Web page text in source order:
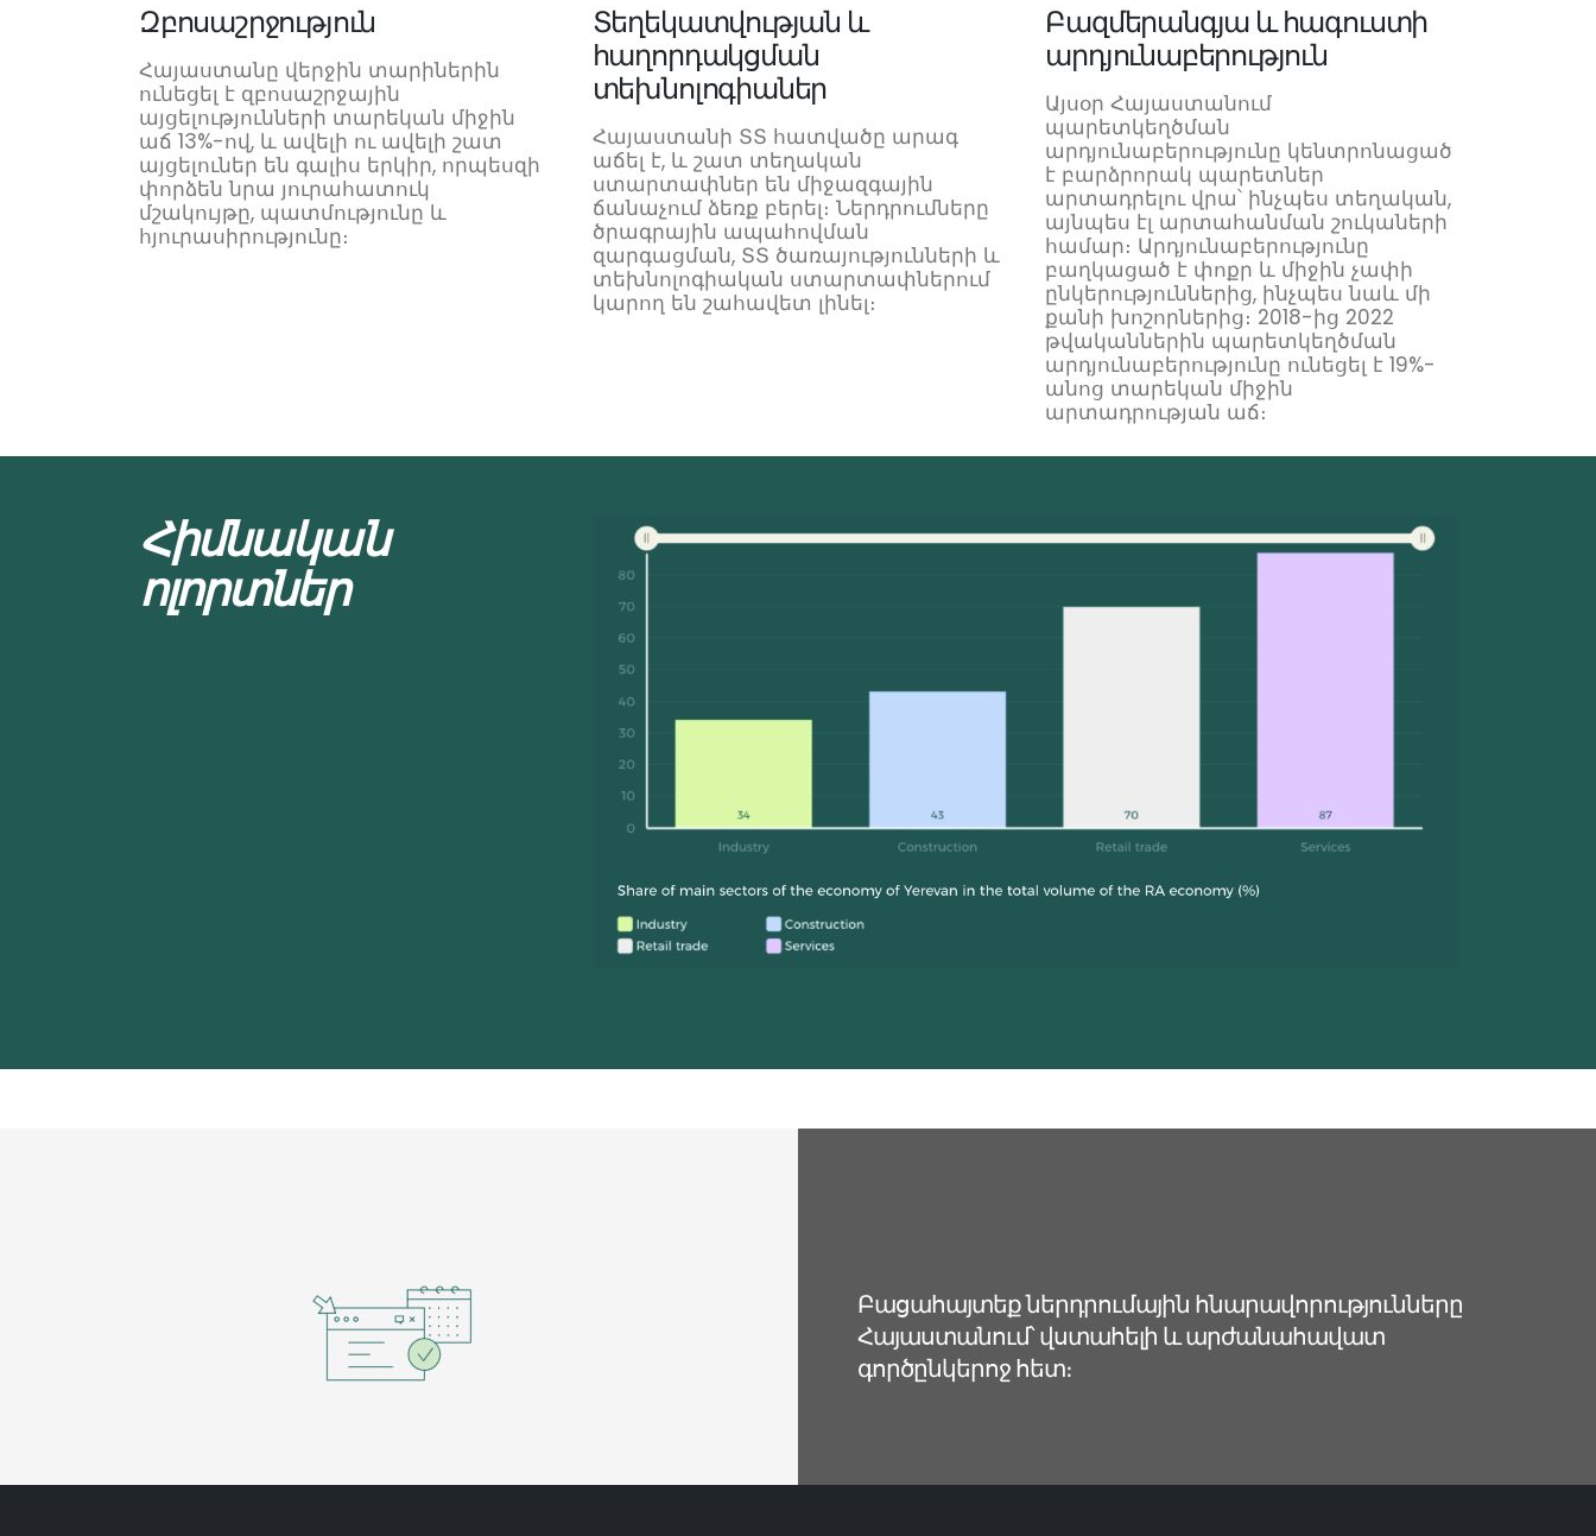
Զբոսաշրջություն
Հայաստանը վերջին տարիներին
ունեցել է զբոսաշրջային
այցելությունների տարեկան միջին
աճ 13%-ով, և ավելի ու ավելի շատ
այցելուներ են գալիս երկիր, որպեսզի
փորձեն նրա յուրահատուկ
մշակույթը, պատմությունը և
հյուրասիրությունը։
Տեղեկատվության և
հաղորդակցման
տեխնոլոգիաներ
Հայաստանի ՏՏ հատվածը արագ
աճել է, և շատ տեղական
ստարտափներ են միջազգային
ճանաչում ձեռք բերել։ Ներդրումները
ծրագրային ապահովման
զարգացման, ՏՏ ծառայությունների և
տեխնոլոգիական ստարտափներում
կարող են շահավետ լինել։
Բազմերանգյա և հագուստի
արդյունաբերություն
Այսօր Հայաստանում
պարետկեղծման
արդյունաբերությունը կենտրոնացած
է բարձրորակ պարետներ
արտադրելու վրա՝ ինչպես տեղական,
այնպես էլ արտահանման շուկաների
համար։ Արդյունաբերությունը
բաղկացած է փոքր և միջին չափի
ընկերություններից, ինչպես նաև մի
քանի խոշորներից։ 2018-ից 2022
թվականներին պարետկեղծման
արդյունաբերությունը ունեցել է 19%-
անոց տարեկան միջին
արտադրության աճ։
Հիմնական
ոլորտներ
Բացահայտեք ներդրումային հնարավորությունները
Հայաստանում՝ վստահելի և արժանահավատ
գործընկերոջ հետ։